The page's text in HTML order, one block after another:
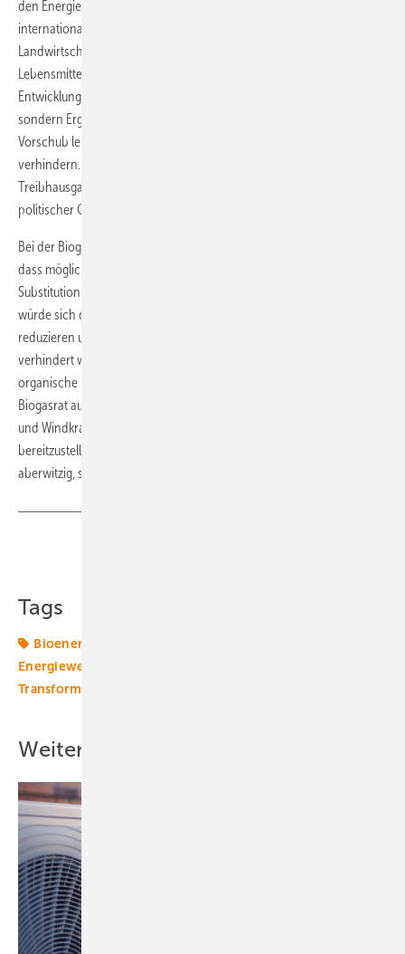
den Energiepflanzenanbau würden allen nationalen und
internationalen Studien - auch den Aussagen des deutschen
Landwirtschaftsministeriums - widersprechen. Weder die steigenden
Lebensmittelpreise in Industrie- noch der Hunger in
Entwicklungsländern wären eine Folge der Bioenergienutzung,
sondern Ergebnis von Welthandelsstrukturen, die Preisspekulationen
Vorschub leisten und nachhaltigen Ackerbau in Entwicklungsländern
verhindern. Kritische Hinweise der Leopoldina auf die
Treibhausgasbilanz von Bioenergien seien längst Gegenstand
politischer Gestaltung, so Schultz weiter.
Bei der Biogasproduktion müsse schon heute nachgewiesen werden,
dass möglichst kein Methan unkontrolliert freigesetzt wird. Durch die
Substitution von Phosphatdünger durch Gärreste in Biogasanlagen
würde sich die Belastung für das Grundwasser auf ein Minimum
reduzieren und unkontrollierte Methanbildung auf dem Acker
verhindert werden. Die Hinweise der Leopoldina, künftig verstärkt
organische Reststoffe für die Biogasproduktion zu nutzen, teile der
Biogasrat ausdrücklich. Der Vorschlag allerdings, mehr Photovoltaik
und Windkraft anstelle von Biomasse für die Energieversorgung
bereitzustellen, sei – zumindest auf Photovoltaik bezogen – geradezu
aberwitzig, so Schultz. (Daniel Seemann)
Tags
Bioenergie
Energiewende 2.0
Transformation
Weitere Inhalte